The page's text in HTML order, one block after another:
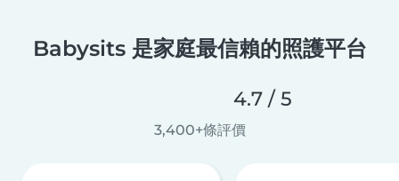
Babysits 是家庭最信賴的照護平台
4.7 / 5
3,400+條評價